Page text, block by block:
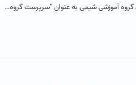
آموزشی شیمی به عنوان “سرپرست گروه...